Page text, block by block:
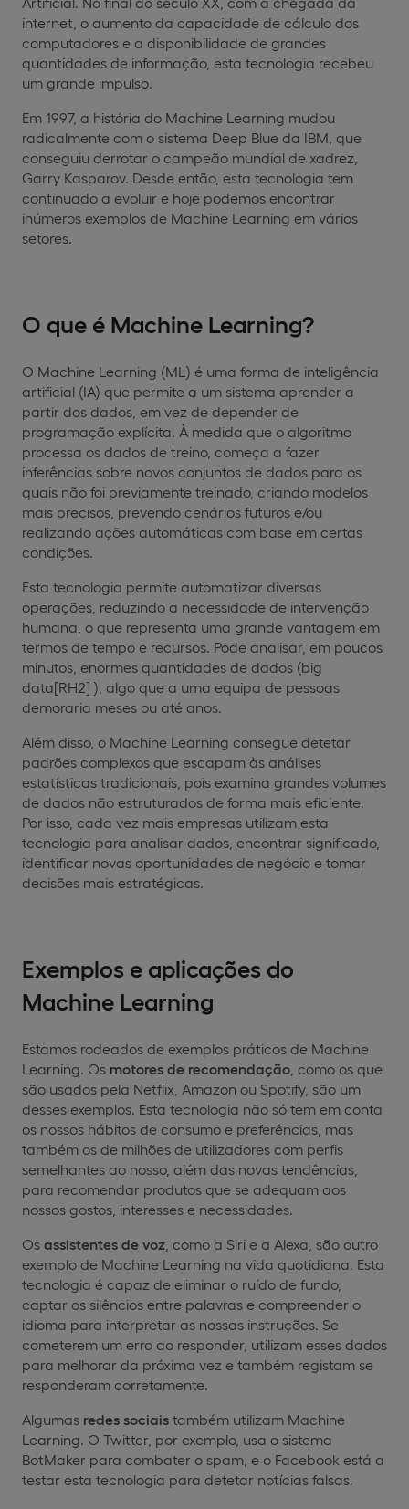
internet, o aumento da capacidade de cálculo dos
computadores e a disponibilidade de grandes
quantidades de informação, esta tecnologia recebeu
um grande impulso.
Em 1997, a história do Machine Learning mudou
radicalmente com o sistema Deep Blue da IBM, que
conseguiu derrotar o campeão mundial de xadrez,
Garry Kasparov. Desde então, esta tecnologia tem
continuado a evoluir e hoje podemos encontrar
inúmeros exemplos de Machine Learning em vários
setores.
O que é Machine Learning?
O Machine Learning (ML) é uma forma de inteligência
artificial (IA) que permite a um sistema aprender a
partir dos dados, em vez de depender de
programação explícita. À medida que o algoritmo
processa os dados de treino, começa a fazer
inferências sobre novos conjuntos de dados para os
quais não foi previamente treinado, criando modelos
mais precisos, prevendo cenários futuros e/ou
realizando ações automáticas com base em certas
condições.
Esta tecnologia permite automatizar diversas
operações, reduzindo a necessidade de intervenção
humana, o que representa uma grande vantagem em
termos de tempo e recursos. Pode analisar, em poucos
minutos, enormes quantidades de dados (big
data[RH2] ), algo que a uma equipa de pessoas
demoraria meses ou até anos.
Além disso, o Machine Learning consegue detetar
padrões complexos que escapam às análises
estatísticas tradicionais, pois examina grandes volumes
de dados não estruturados de forma mais eficiente.
Por isso, cada vez mais empresas utilizam esta
tecnologia para analisar dados, encontrar significado,
identificar novas oportunidades de negócio e tomar
decisões mais estratégicas.
Exemplos e aplicações do
Machine Learning
Estamos rodeados de exemplos práticos de Machine
Learning. Os motores de recomendação , como os que
são usados pela Netflix, Amazon ou Spotify, são um
desses exemplos. Esta tecnologia não só tem em conta
os nossos hábitos de consumo e preferências, mas
também os de milhões de utilizadores com perfis
semelhantes ao nosso, além das novas tendências,
para recomendar produtos que se adequam aos
nossos gostos, interesses e necessidades.
Os assistentes de voz , como a Siri e a Alexa, são outro
exemplo de Machine Learning na vida quotidiana. Esta
tecnologia é capaz de eliminar o ruído de fundo,
captar os silêncios entre palavras e compreender o
idioma para interpretar as nossas instruções. Se
cometerem um erro ao responder, utilizam esses dados
para melhorar da próxima vez e também registam se
responderam corretamente.
Algumas redes sociais também utilizam Machine
Learning. O Twitter, por exemplo, usa o sistema
BotMaker para combater o spam, e o Facebook está a
testar esta tecnologia para detetar notícias falsas.